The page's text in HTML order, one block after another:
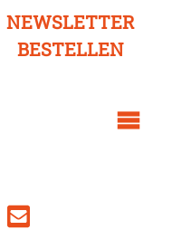
NEWSLETTER
BESTELLEN